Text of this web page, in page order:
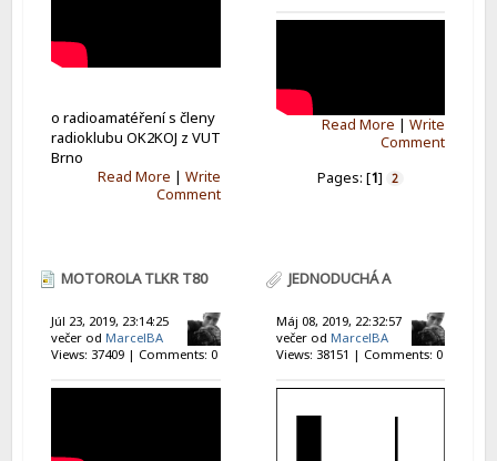
o radioamatéření s členy
radioklubu OK2KOJ z VUT
Brno
Read More |Write
Comment
Read More |Write
Comment
Pages: [1] 2
MOTOROLA TLKR T80
EXTREME
Júl 23, 2019, 23:14:25
večer od MarcelBA
Views: 37409 | Comments: 0
JEDNODUCHÁ A
ZISKOVÁ KOLINEÁRNÍ
ANTÉNA
Máj 08, 2019, 22:32:57
večer od MarcelBA
Views: 38151 | Comments: 0